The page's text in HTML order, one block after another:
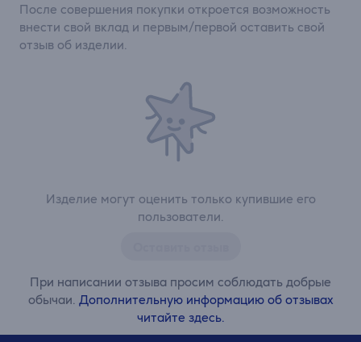
Изделие могут оценить только купившие его
пользователи.
При написании отзыва просим соблюдать добрые
обычаи. Дополнительную информацию об отзывах
читайте здесь.
После совершения покупки откроется возможность
внести свой вклад и первым/первой оставить свой
отзыв об изделии.